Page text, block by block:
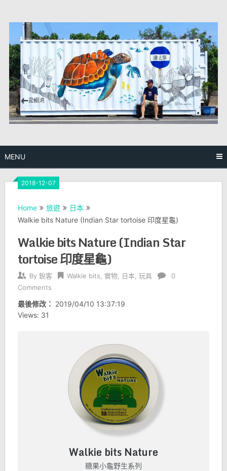
content
MENU
2018-12-07
Home 旅遊
日本
Walkie bits Nature (Indian Star tortoise 印度星龜)
Walkie bits Nature (Indian Star
tortoise 印度星龜)
By 銳客 Walkie bits 實物, 日本, 玩具
0
Comments
最後修改： 2019/04/10 13:37:19
Views: 31
Walkie bits Nature
糖果小龜野生系列